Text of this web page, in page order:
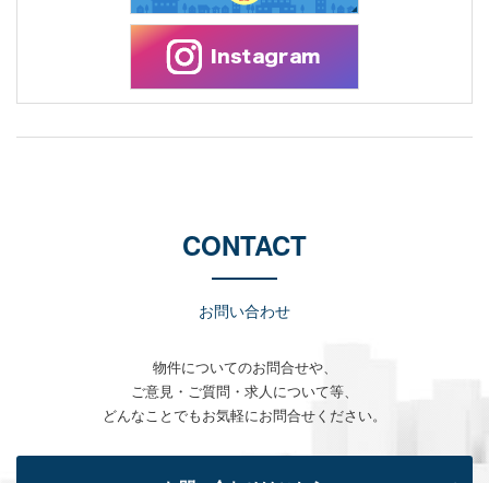
CONTACT
お問い合わせ
物件についてのお問合せや、
ご意見・ご質問・求人について等、
どんなことでもお気軽にお問合せください。